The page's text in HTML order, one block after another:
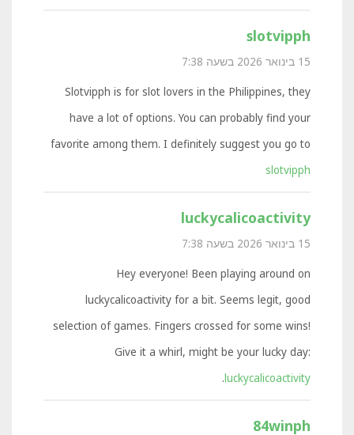
slotvipph
15 בינואר 2026 בשעה 7:38
Slotvipph is for slot lovers in the Philippines, they
have a lot of options. You can probably find your
favorite among them. I definitely suggest you go to
slotvipph
luckycalicoactivity
15 בינואר 2026 בשעה 7:38
Hey everyone! Been playing around on
luckycalicoactivity for a bit. Seems legit, good
selection of games. Fingers crossed for some wins!
Give it a whirl, might be your lucky day:
luckycalicoactivity
.
84winph